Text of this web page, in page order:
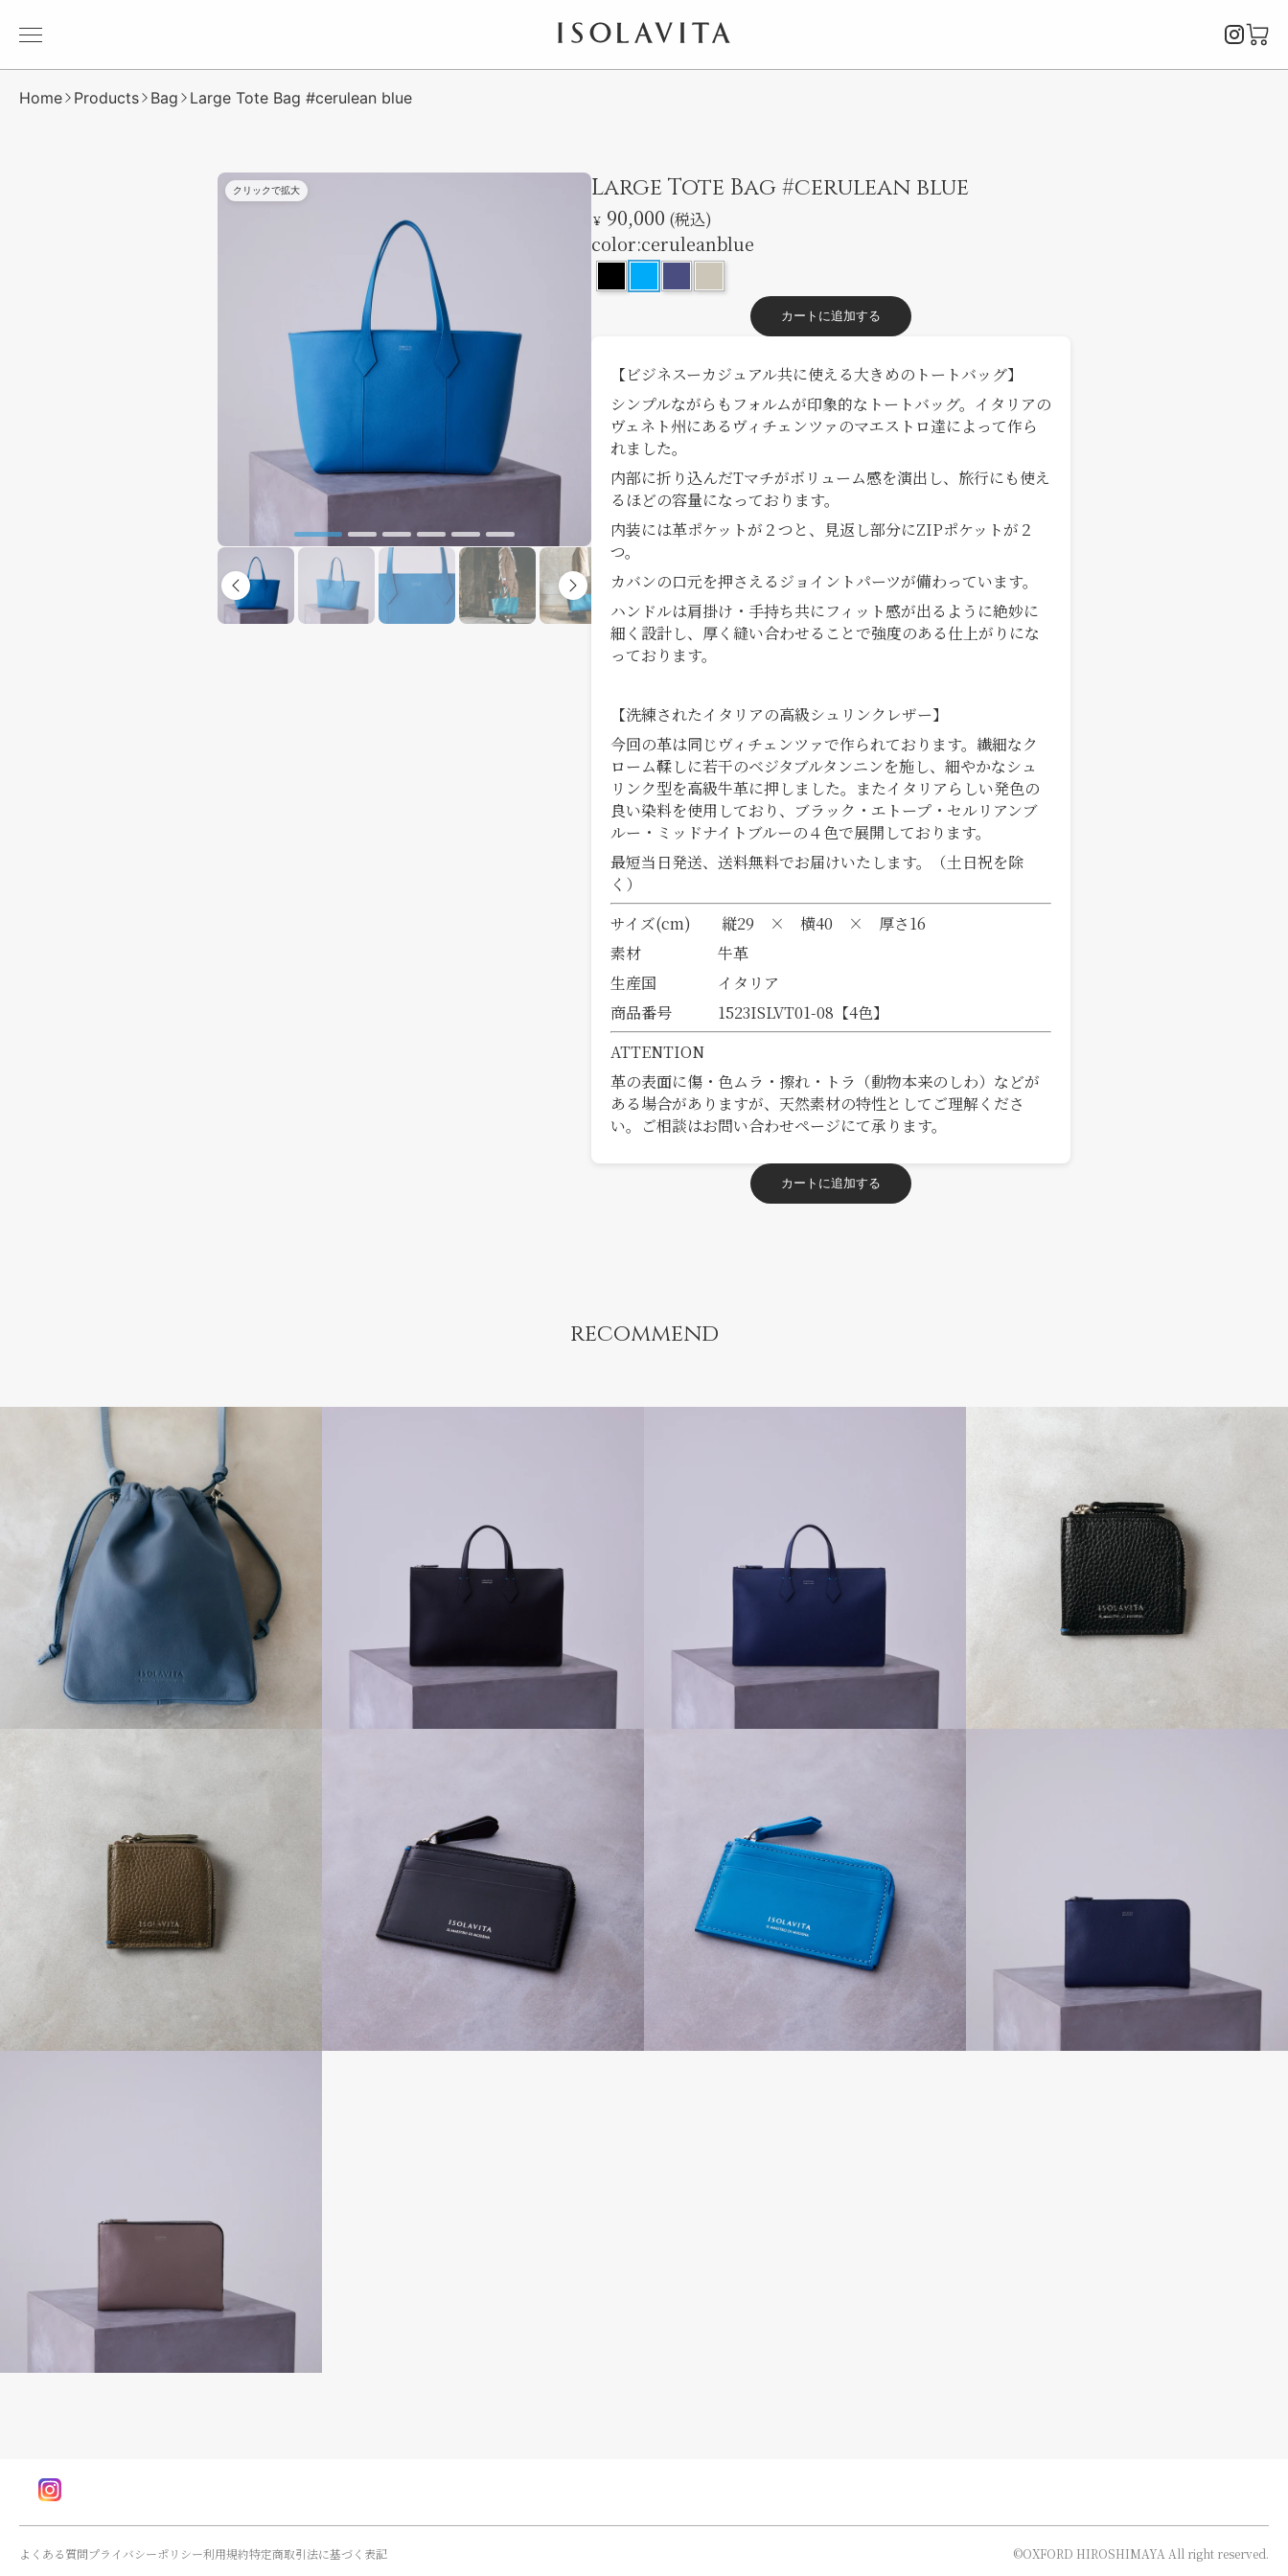
ニ
ー
ISOLAVITA
カ
Home Products Bag Large Tote Bag #cerulean blue
クリックで拡大 クリックで拡大
Large Tote Bag #cerulean blue
￥ 90,000 (税込)
color:ceruleanblue
カートに追加する
【ビジネスーカジュアル共に使える大きめのトートバッグ】
シンプルながらもフォルムが印象的なトートバッグ。イタリアの
ヴェネト州にあるヴィチェンツァのマエストロ達によって作ら
れました。
内部に折り込んだTマチがボリューム感を演出し、旅行にも使え
るほどの容量になっております。
内装には革ポケットが２つと、見返し部分にZIPポケットが２
つ。
カバンの口元を押さえるジョイントパーツが備わっています。
ハンドルは肩掛け・手持ち共にフィット感が出るように絶妙に
細く設計し、厚く縫い合わせることで強度のある仕上がりにな
っております。
【洗練されたイタリアの高級シュリンクレザー】
今回の革は同じヴィチェンツァで作られております。繊細なク
ローム鞣しに若干のベジタブルタンニンを施し、細やかなシュ
リンク型を高級牛革に押しました。またイタリアらしい発色の
良い染料を使用しており、ブラック・エトープ・セルリアンブ
ルー・ミッドナイトブルーの４色で展開しております。
最短当日発送、送料無料でお届けいたします。（土日祝を除
く）
サイズ(cm) 縦29 × 横40 × 厚さ16
素材 牛革
生産国 イタリア
商品番号 1523ISLVT01-08【4色】
ATTENTION
革の表面に傷・色ムラ・擦れ・トラ（動物本来のしわ）などが
ある場合がありますが、天然素材の特性としてご理解くださ
い。ご相談はお問い合わせページにて承ります。
カートに追加する
recommend
Instagram
よくある質問プライバシーポリシー利用規約特定商取引法に基づく表記 ©︎OXFORD HIROSHIMAYA All right reserved.